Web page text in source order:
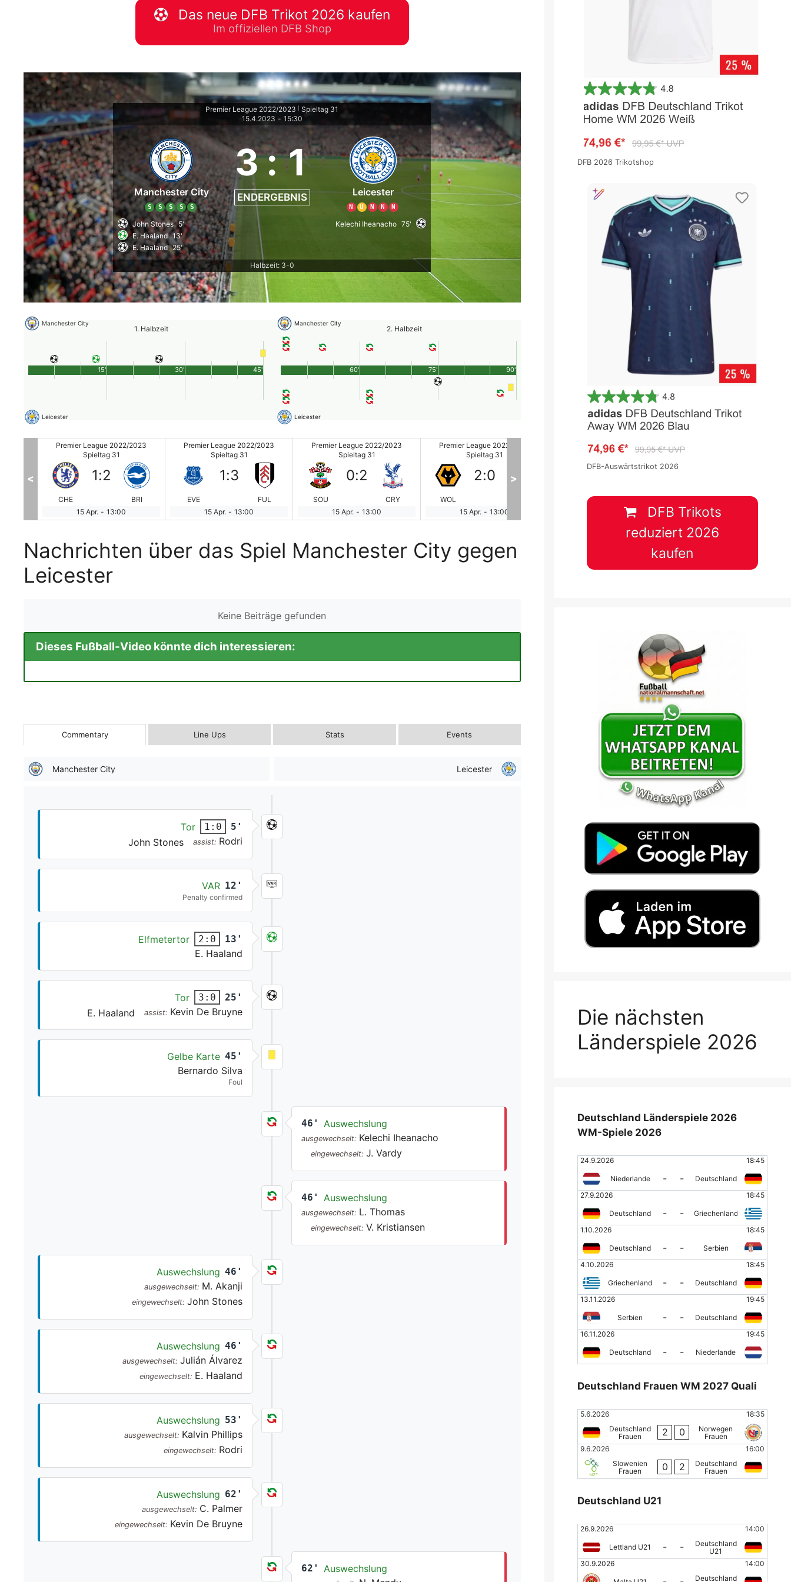
WM 2026 Spielplan Excel – kostenlos
downloaden & automatisch ausfüllen
Das neue DFB Trikot 2026 kaufen
Im offiziellen DFB Shop
Premier League 2022/2023
Spieltag 31
15.4.2023 - 15:30
Manchester City
S S S S S
3: 1
ENDERGEBNIS Leicester
N U N N N
John Stones 5'
E. Haaland 13'
E. Haaland 25'
Kelechi Iheanacho 75'
Halbzeit: 3-0
Manchester City
1. Halbzeit
Leicester
45'
15' 30'
Manchester City
2. Halbzeit
Leicester
90'
60' 75'
Premier League 2022/2023
Spieltag 31
CHE
1:2
BRI
15 Apr. - 13:00
Premier League 2022/2023
Spieltag 31
EVE
1:3
FUL
15 Apr. - 13:00
Premier League 2022/2023
Spieltag 31
SOU
0:2
CRY
15 Apr. - 13:00
Premier League 2022/2023
Spieltag 31
WOL
2:0
15 Apr. - 13:00
Premier League 2022/2023
Spieltag 31
13:15
15 Apr.
< >
Nachrichten über das Spiel Manchester City gegen
Leicester
Keine Beiträge gefunden
Dieses Fußball-Video könnte dich interessieren:
Commentary Line Ups Stats Events
Manchester City Leicester
Tor 1:0 5'
John Stones assist: Rodri
VAR 12'
Penalty confirmed
Elfmetertor 2:0 13'
E. Haaland
Tor 3:0 25'
E. Haaland assist: Kevin De Bruyne
Gelbe Karte 45'
Bernardo Silva
Foul
46' Auswechslung
ausgewechselt: Kelechi Iheanacho
eingewechselt: J. Vardy
46' Auswechslung
ausgewechselt: L. Thomas
eingewechselt: V. Kristiansen
Auswechslung 46'
ausgewechselt: M. Akanji
eingewechselt: John Stones
Auswechslung 46'
ausgewechselt: Julián Álvarez
eingewechselt: E. Haaland
Auswechslung 53'
ausgewechselt: Kalvin Phillips
eingewechselt: Rodri
Auswechslung 62'
ausgewechselt: C. Palmer
eingewechselt: Kevin De Bruyne
62' Auswechslung
DFB 2026 Trikotshop
DFB-Auswärtstrikot 2026
DFB Trikots
reduziert 2026
kaufen
Die nächsten
Länderspiele 2026
Deutschland Länderspiele 2026
WM-Spiele 2026
24.9.2026 18:45
Niederlande - -
Deutschland
27.9.2026
18:45
Deutschland - -
Griechenland
1.10.2026
18:45
Deutschland - -
Serbien
4.10.2026
18:45
Griechenland - -
Deutschland
13.11.2026
19:45
Serbien - -
Deutschland
16.11.2026
19:45
Deutschland - - Niederlande
Deutschland Frauen WM 2027 Quali
5.6.2026
18:35
Deutschland
Frauen
2 0
Norwegen
Frauen
9.6.2026
16:00
Slowenien
Frauen
0 2
Deutschland
Frauen
Deutschland U21
26.9.2026 14:00
Lettland U21 - -
Deutschland
U21
30.9.2026
14:00
Deutschland